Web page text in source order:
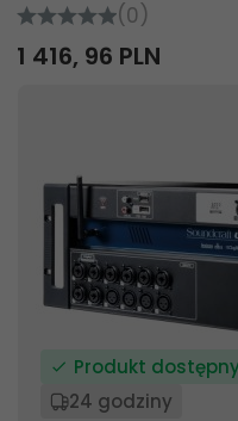
(0)
1 416, 96 PLN
Produkt
24 godziny